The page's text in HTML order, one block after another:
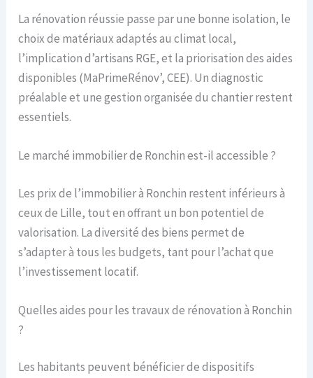
La rénovation réussie passe par une bonne isolation, le
choix de matériaux adaptés au climat local,
l’implication d’artisans RGE, et la priorisation des aides
disponibles (MaPrimeRénov’, CEE). Un diagnostic
préalable et une gestion organisée du chantier restent
essentiels.
Le marché immobilier de Ronchin est-il accessible ?
Les prix de l’immobilier à Ronchin restent inférieurs à
ceux de Lille, tout en offrant un bon potentiel de
valorisation. La diversité des biens permet de
s’adapter à tous les budgets, tant pour l’achat que
l’investissement locatif.
Quelles aides pour les travaux de rénovation à Ronchin
?
Les habitants peuvent bénéficier de dispositifs